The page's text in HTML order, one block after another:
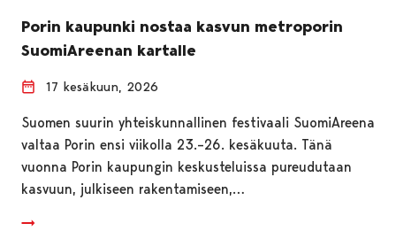
Porin kaupunki nostaa kasvun metroporin
SuomiAreenan kartalle
17 kesäkuun, 2026
Suomen suurin yhteiskunnallinen festivaali SuomiAreena
valtaa Porin ensi viikolla 23.–26. kesäkuuta. Tänä
vuonna Porin kaupungin keskusteluissa pureudutaan
kasvuun, julkiseen rakentamiseen,…